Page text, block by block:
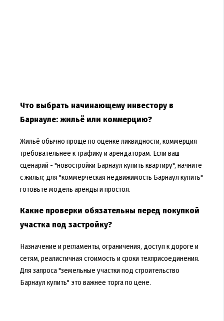
Что выбрать начинающему инвестору в
Барнауле: жильё или коммерцию?
Жильё обычно проще по оценке ликвидности, коммерция
требовательнее к трафику и арендаторам. Если ваш
сценарий - "новостройки Барнаул купить квартиру", начните
с жилья; для "коммерческая недвижимость Барнаул купить"
готовьте модель аренды и простоя.
Какие проверки обязательны перед покупкой
участка под застройку?
Назначение и регламенты, ограничения, доступ к дороге и
сетям, реалистичная стоимость и сроки техприсоединения.
Для запроса "земельные участки под строительство
Барнаул купить" это важнее торга по цене.